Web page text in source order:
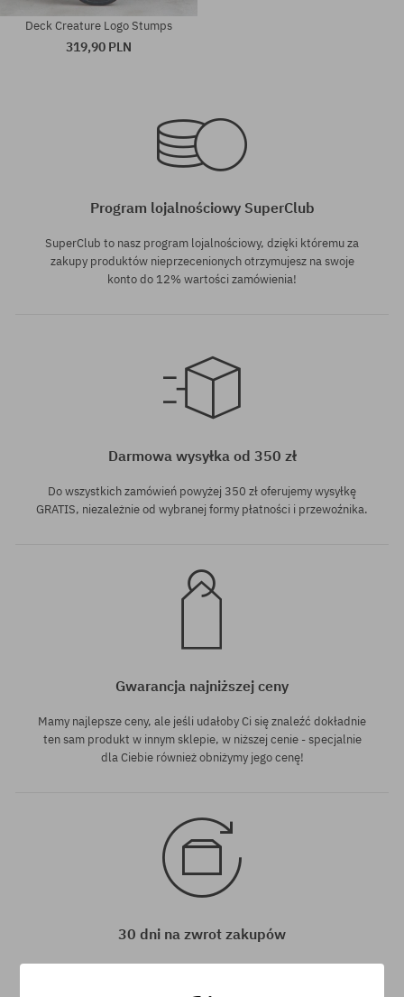
Deck Creature Logo Stumps
319,90 PLN
Program lojalnościowy SuperClub
SuperClub to nasz program lojalnościowy, dzięki któremu za
zakupy produktów nieprzecenionych otrzymujesz na swoje
konto do 12% wartości zamówienia!
Darmowa wysyłka od 350 zł
Do wszystkich zamówień powyżej 350 zł oferujemy wysyłkę
GRATIS, niezależnie od wybranej formy płatności i przewoźnika.
Gwarancja najniższej ceny
Mamy najlepsze ceny, ale jeśli udałoby Ci się znaleźć dokładnie
ten sam produkt w innym sklepie, w niższej cenie - specjalnie
dla Ciebie również obniżymy jego cenę!
30 dni na zwrot zakupów